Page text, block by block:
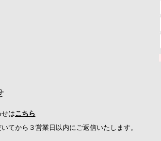
はこちら
てから３営業日以内にご返信いたします。